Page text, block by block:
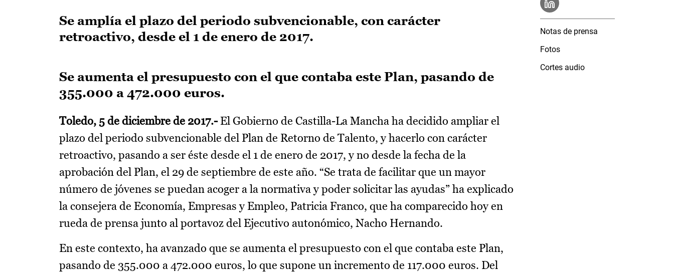
Se amplía el plazo del periodo subvencionable, con carácter
retroactivo, desde el 1 de enero de 2017.
Se aumenta el presupuesto con el que contaba este Plan, pasando de
355.000 a 472.000 euros.
Toledo, 5 de diciembre de 2017.-El Gobierno de Castilla-La Mancha ha decidido ampliar el
plazo del periodo subvencionable del Plan de Retorno de Talento, y hacerlo con carácter
retroactivo, pasando a ser éste desde el 1 de enero de 2017, y no desde la fecha de la
aprobación del Plan, el 29 de septiembre de este año. “Se trata de facilitar que un mayor
número de jóvenes se puedan acoger a la normativa y poder solicitar las ayudas” ha explicado
la consejera de Economía, Empresas y Empleo, Patricia Franco, que ha comparecido hoy en
rueda de prensa junto al portavoz del Ejecutivo autonómico, Nacho Hernando.
En este contexto, ha avanzado que se aumenta el presupuesto con el que contaba este Plan,
pasando de 355.000 a 472.000 euros, lo que supone un incremento de 117.000 euros. Del
Notas de prensa
Fotos
Cortes audio